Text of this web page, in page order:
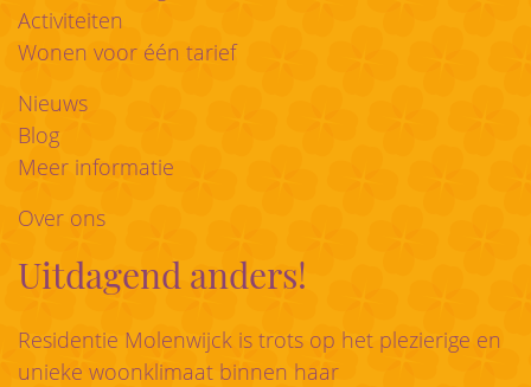
Activiteiten
Wonen voor één tarief
Nieuws
Blog
Meer informatie
Over ons
Uitdagend anders!
Residentie Molenwijck is trots op het plezierige en
unieke woonklimaat binnen haar